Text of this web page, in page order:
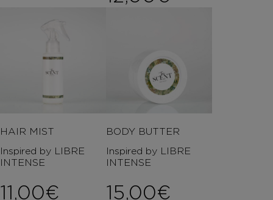
HAIR MIST
Inspired by LIBRE
INTENSE
11,00€
BODY BUTTER
Inspired by LIBRE
INTENSE
15,00€